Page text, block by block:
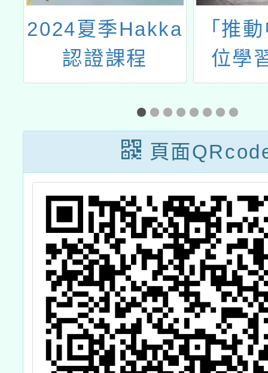
2024夏季Hakka
認證課程
「推
位學
案」
習
頁面